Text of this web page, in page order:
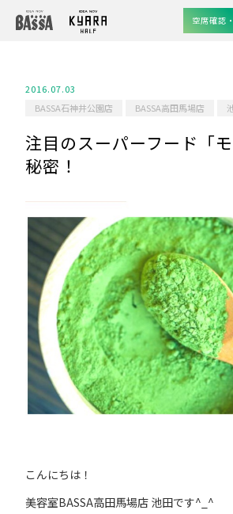
空席確認
2016.07.03
BASSA石神井公園店
BASSA高田馬場店
注目のスーパーフード「
秘密！
こんにちは！
美容室BASSA高田馬場店 池田です^_^